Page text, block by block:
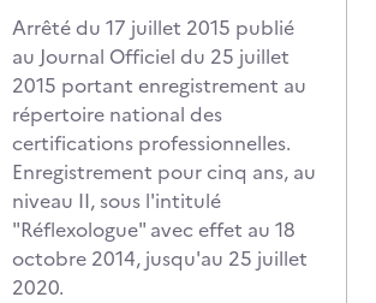
Arrêté du 17 juillet 2015 publié
au Journal Officiel du 25 juillet
2015 portant enregistrement au
répertoire national des
certifications professionnelles.
Enregistrement pour cinq ans, au
niveau II, sous l'intitulé
"Réflexologue" avec effet au 18
octobre 2014, jusqu'au 25 juillet
2020.